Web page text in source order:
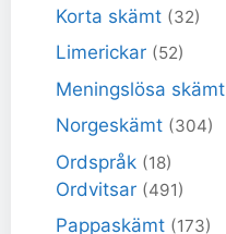
Korta skämt (32)
Limerickar (52)
Meningslösa skämt
Norgeskämt (304)
Ordspråk (18)
Ordvitsar (491)
Pappaskämt (173)